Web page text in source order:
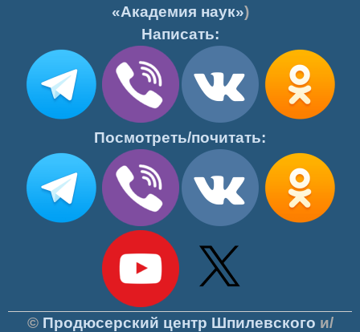
«Академия наук»)
Написать:
Посмотреть/почитать:
© Продюсерский центр Шпилевского и/